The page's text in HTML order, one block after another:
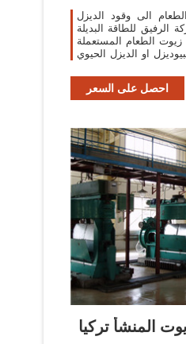
الى وقود الديزل
الرفيق للطاقة البديلة
الطعام المستعملة
او الديزل الحيوي
احصل على السعر
المنشأ تركيا